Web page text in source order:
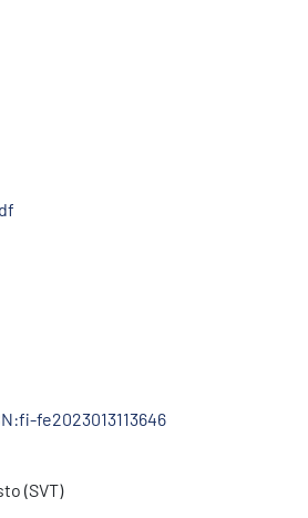
fe2023013113646
(SVT)